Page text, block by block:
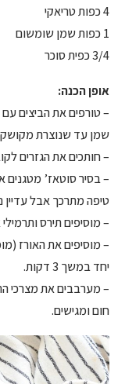
4 כפות טריאקי
1 כפות שמן שומשום
3/4 כפית סוכר
אופן הכנה:
– טורפים את הביצים
שמן עד שנוצרת
– חותכים את הגזרים
טיפה מתרכך אבל עדיין
– מוסיפים תירס ותרמילי
– מוסיפים את האורז
יחד במשך 3 דקות.
– מערבבים את מצרכי
חום ומגישים.